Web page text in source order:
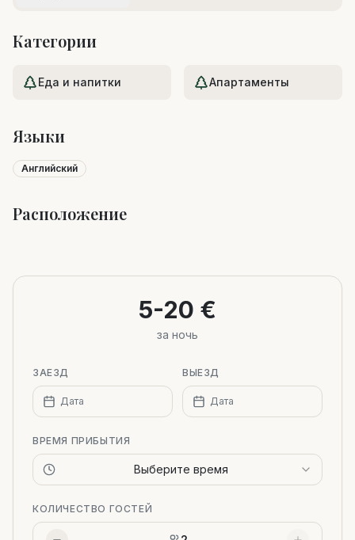
Категории
Еда и напитки Апартаменты
Языки
Английский
Расположение
−
5-20 €
за ночь
ЗАЕЗД
Дата
ВЫЕЗД
Дата
ВРЕМЯ ПРИБЫТИЯ
Выберите время
КОЛИЧЕСТВО ГОСТЕЙ